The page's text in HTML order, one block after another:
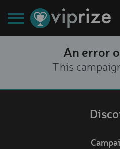
An error
This